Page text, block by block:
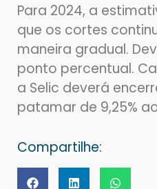
Para 2024, a
que os cortes
maneira gradual.
ponto percentual.
a Selic deverá
patamar de 9,25%
Compartilhe: